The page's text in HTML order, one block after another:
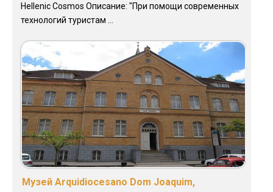
Hellenic Cosmos Описание: "При помощи современных
технологий туристам ...
Музей Arquidiocesano Dom Joaquim,